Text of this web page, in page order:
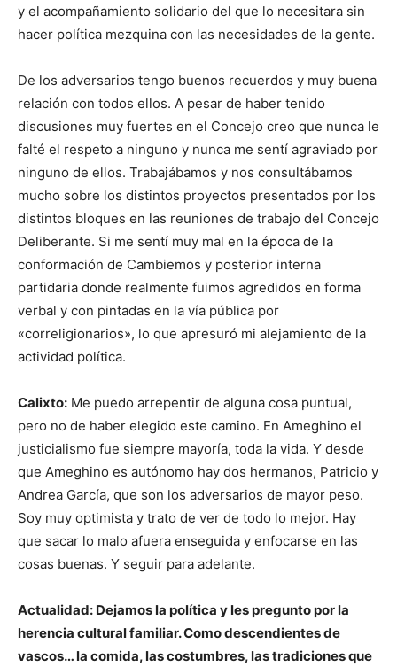
y el acompañamiento solidario del que lo necesitara sin
hacer política mezquina con las necesidades de la gente.
De los adversarios tengo buenos recuerdos y muy buena
relación con todos ellos. A pesar de haber tenido
discusiones muy fuertes en el Concejo creo que nunca le
falté el respeto a ninguno y nunca me sentí agraviado por
ninguno de ellos. Trabajábamos y nos consultábamos
mucho sobre los distintos proyectos presentados por los
distintos bloques en las reuniones de trabajo del Concejo
Deliberante. Si me sentí muy mal en la época de la
conformación de Cambiemos y posterior interna
partidaria donde realmente fuimos agredidos en forma
verbal y con pintadas en la vía pública por
«correligionarios», lo que apresuró mi alejamiento de la
actividad política.
Calixto: Me puedo arrepentir de alguna cosa puntual,
pero no de haber elegido este camino. En Ameghino el
justicialismo fue siempre mayoría, toda la vida. Y desde
que Ameghino es autónomo hay dos hermanos, Patricio y
Andrea García, que son los adversarios de mayor peso.
Soy muy optimista y trato de ver de todo lo mejor. Hay
que sacar lo malo afuera enseguida y enfocarse en las
cosas buenas. Y seguir para adelante.
Actualidad: Dejamos la política y les pregunto por la
herencia cultural familiar. Como descendientes de
vascos… la comida, las costumbres, las tradiciones que